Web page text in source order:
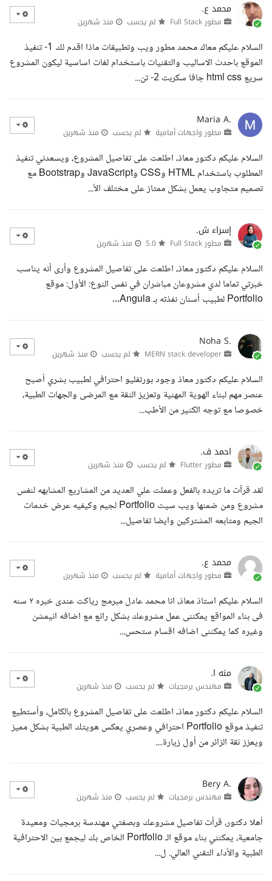
محمد ع.
مطور Full Stack لم يحسب منذ شهرين
السلام عليكم معاك محمد مطور ويب وتطبيقات ماذا اقدم لك 1- تنفيذ
الموقع باحدث الاساليب والتقنيات باستخدام لغات اساسية ليكون المشروع
سريع html css جافا سكربت 2- تن...
Maria A.
مطور واجهات أمامية لم يحسب منذ شهرين
السلام عليكم دكتور معاذ، اطلعت على تفاصيل المشروع، ويسعدني تنفيذ
المطلوب باستخدام HTML وCSS وJavaScript وBootstrap مع
تصميم متجاوب يعمل بشكل ممتاز على مختلف الأ...
إسراء ش.
مطور Full Stack منذ شهرين
السلام عليكم دكتور معاذ، اطلعت على تفاصيل المشروع وأرى أنه يناسب
خبرتي تماما لدي مشروعان مباشران في نفس النوع: الأول: موقع
Portfolio لطبيب أسنان نفذته بـ Angula...
Noha S.
لم يحسب منذ شهرين
السلام عليكم دكتور معاذ وجود بورتفليو احترافي لطبيب بشري أصبح
عنصر مهم لبناء الهوية المهنية وتعزيز الثقة مع المرضى والجهات الطبية،
خصوصا مع توجه الكثير من الأطب...
احمد ف.
مطور Flutter لم يحسب منذ شهرين
لقد قرآت ما تريده بالفعل وعملت علي العديد من المشاريع المشابهه لنفس
مشروع ومن ضمنها ويب سيت Portfolio لجيم وكيفيه عرض خدمات
الجيم ومتابعه المشتركين وايضا تفاصيل...
محمد ع.
مطور واجهات أمامية لم يحسب منذ شهرين
السلام عليكم استاذ معاذ، انا محمد عادل مبرمج رياكت عندى خبره ٢ سنه
فى بناء المواقع يمكننى عمل مشروعك بشكل رائع مع اضافه انيمشن
وغيره كما يمكننى اضافه اقسام ستحس...
منه ا.
مهندس برمجيات لم يحسب منذ شهرين
السلام عليكم دكتور معاذ، اطلعت على تفاصيل المشروع بالكامل، وأستطيع
تنفيذ موقع Portfolio احترافي وعصري يعكس هويتك الطبية بشكل مميز
ويعزز ثقة الزائر من أول زيارة....
Bery A.
مهندس برمجيات لم يحسب منذ شهرين
أهلا دكتور، قرأت تفاصيل مشروعك وبصفتي مهندسة برمجيات ومعيدة
جامعية، يمكنني بناء موقع الـ Portfolio الخاص بك ليجمع بين الاحترافية
الطبية والأداء التقني العالي. ل...